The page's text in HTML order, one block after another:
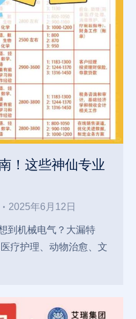
！这些神仙专业
2025年6月12日
到机械电气？大漏特
疗护理、动物治愈、文